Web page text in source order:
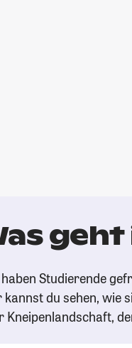
geht
Studierende
kannst du sehen, wie
Kneipenlandschaft,